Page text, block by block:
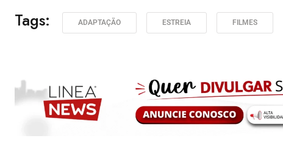
Tags: ADAPTAÇÃO ESTREIA FILMES